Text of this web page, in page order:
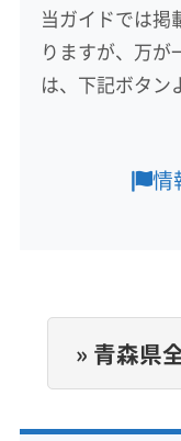
対応地域
東津軽郡外ヶ浜町
黒石市
青森市
南津軽郡藤崎町
不定休
電話番号
非公開
当ガイドでは掲
りますが、万が
は、下記ボタン
情
» 青森県